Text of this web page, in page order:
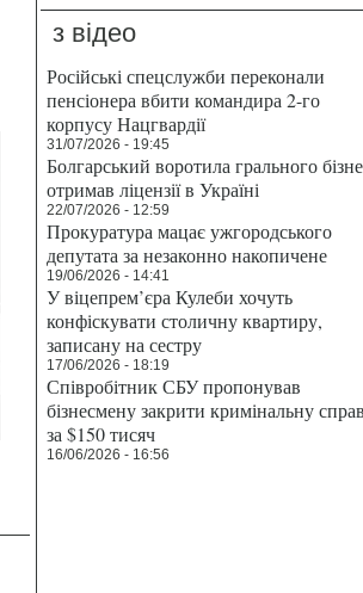
з відео
Російські спецслужби переконали
пенсіонера вбити командира 2-го
корпусу Нацгвардії
31/07/2026 - 19:45
Болгарський воротила грального
отримав ліцензії в Україні
22/07/2026 - 12:59
Прокуратура мацає ужгородського
депутата за незаконно накопичене
19/06/2026 - 14:41
У віцепрем’єра Кулеби хочуть
конфіскувати столичну квартиру,
записану на сестру
17/06/2026 - 18:19
Співробітник СБУ пропонував
бізнесмену закрити кримінальну
за $150 тисяч
16/06/2026 - 16:56